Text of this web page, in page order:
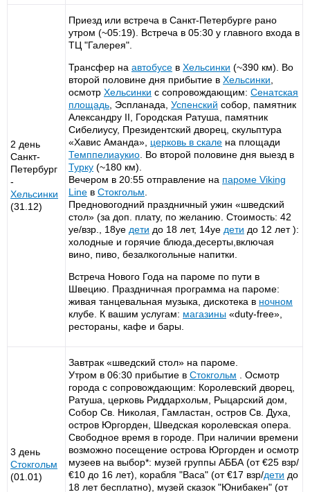
2 день
Санкт-
Петербург
-
Хельсинки
(31.12)
Приезд или встреча в Санкт-Петербурге рано
утром (~05:19). Встреча в 05:30 у главного входа в
ТЦ "Галерея".
Трансфер на автобусе в Хельсинки (~390 км). Во
второй половине дня прибытие в Хельсинки
осмотр Хельсинки с сопровождающим: Сенатская
площадь , Эспланада, Успенский собор, памятник
Александру II, Городская Ратуша, памятник
Сибелиусу, Президентский дворец, скульптура
«Хавис Аманда», церковь в скале на площади
Темппелиаукио . Во второй половине дня выезд в
Турку (~180 км).
Вечером в 20:55 отправление на пароме Viking
Line в Стокгольм
Предновогодний праздничный ужин «шведский
стол» (за доп. плату, по желанию. Стоимость: 42
уе/взр., 18уе дети до 18 лет, 14уе дети до 12 лет ):
холодные и горячие блюда,десерты,включая
вино, пиво, безалкогольные напитки.
Встреча Нового Года на пароме по пути в
Швецию. Праздничная программа на пароме:
живая танцевальная музыка, дискотека в ночном
клубе. К вашим услугам: магазины «duty-free»,
рестораны, кафе и бары.
3 день
Стокгольм
(01.01)
Завтрак «шведский стол» на пароме.
Утром в 06:30 прибытие в Стокгольм . Осмотр
города с сопровождающим: Королевский дворец,
Ратуша, церковь Риддархольм, Рыцарский дом,
Собор Св. Николая, Гамластан, остров Св. Духа,
остров Юргорден, Шведская королевская опера.
Свободное время в городе. При наличии времени
возможно посещение острова Юргорден и осмотр
музеев на выбор*: музей группы АББА (от €25 взр/
€10 до 16 лет), корабля "Васа" (от €17 взр/дети до
18 лет бесплатно), музей сказок "Юнибакен" (от